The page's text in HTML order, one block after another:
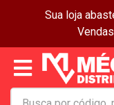
Sua loja